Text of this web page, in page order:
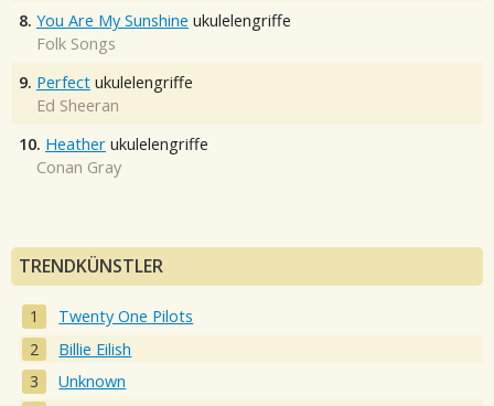
8. You Are My Sunshine ukulelengriffe
Folk Songs
9. Perfect ukulelengriffe
Ed Sheeran
10. Heather ukulelengriffe
Conan Gray
TRENDKÜNSTLER
Twenty One Pilots
Billie Eilish
Unknown